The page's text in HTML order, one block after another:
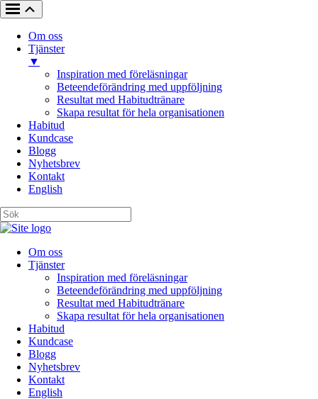
Om oss
Tjänster
▼
Inspiration med föreläsningar
Beteendeförändring med uppföljning
Resultat med Habitudtränare
Skapa resultat för hela organisationen
Habitud
Kundcase
Blogg
Nyhetsbrev
Kontakt
English
Om oss
Tjänster
Inspiration med föreläsningar
Beteendeförändring med uppföljning
Resultat med Habitudtränare
Skapa resultat för hela organisationen
Habitud
Kundcase
Blogg
Nyhetsbrev
Kontakt
English